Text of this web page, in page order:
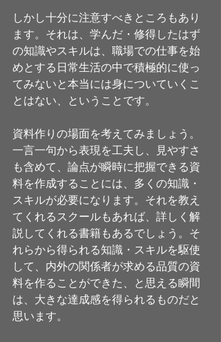
しかし十分に注意すべきところもあり
ます。それは、学んだ・修得したはず
の知識やスキルは、職場での仕事を始
めとする日常生活の中で積極的に使っ
てみないと本当には身についていくこ
とはない、ということです。
資料作りの場面を考えてみましょう。
一言一句から表現を工夫し、見やすさ
も含めて、論点が瞬時に把握できる資
料を作成することには、多くの知識・
スキルが必要になります。それを教え
てくれるスクールもあれば、詳しく解
説してくれる書籍もあるでしょう。そ
れらから得られる知識・スキルを駆使
して、内外の関係者が求める品質の資
料を作ることができた、と思える瞬間
は、大きな達成感を得られるものだと
思います。